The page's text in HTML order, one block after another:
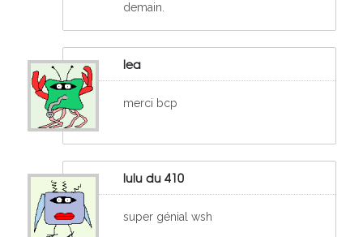
demain.
lea
merci bcp
lulu du 410
super génial wsh